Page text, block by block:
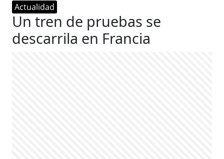
Actualidad
Un tren de pruebas se
descarrila en Francia